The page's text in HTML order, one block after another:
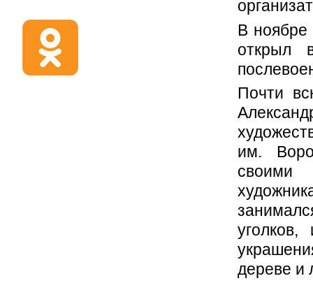
В ноябре
открыл
Почти
им.
уголков,
дереве и